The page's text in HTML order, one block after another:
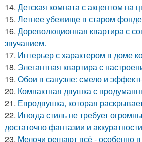
14. Детская комната с акцентом на
15. Летнее убежище в старом
16. Дореволюционная квартира с
звучанием.
17. Интерьер с характером в доме
18. Элегантная квартира с
19. Обои в санузле: смело и
20. Компактная двушка с
21. Евродвушка, которая
22. Иногда стиль не требует
достаточно фантазии и
23. Мелочи решают всё - особенно в